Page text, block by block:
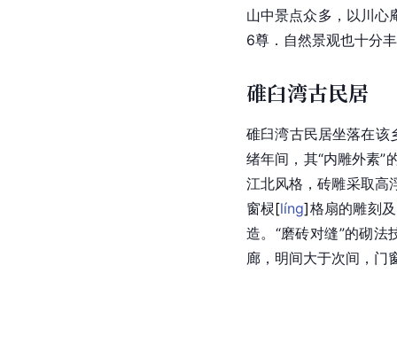
山中景点众多，以川心
6尊．自然景观也十分
碓臼湾古民居
碓臼湾古民居坐落在该
绪年间，其“内雕外素”
江北风格，砖雕采取高
窗棂[líng]格扇的雕刻
造。“磨砖对缝”的砌
廊，明间大于次间，门